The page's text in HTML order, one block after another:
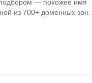
— похожее имя
из 700+ доменных зон.